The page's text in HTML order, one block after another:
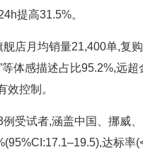
提高31.5%。
店月均销量21,400单,复
等体感描述占比95.2%,远
效控制。
受试者,涵盖中国、挪威
达标率